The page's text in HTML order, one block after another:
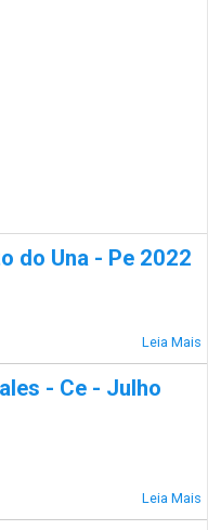
do Una - Pe 2022
Leia Mais
- Ce - Julho
Leia Mais